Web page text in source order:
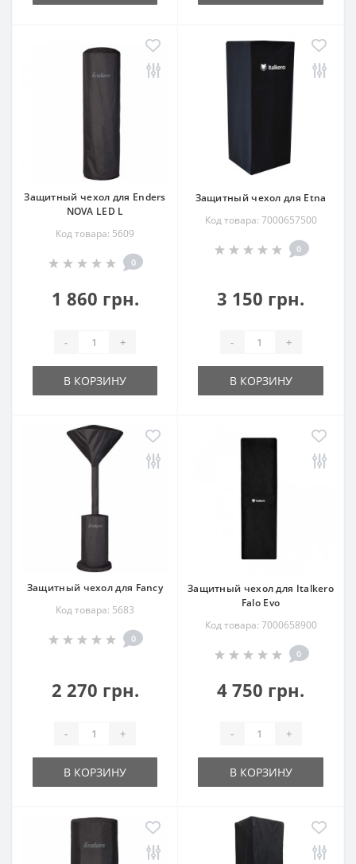
Защитный чехол для Enders
NOVA LED L
Код товара: 5609
0
1 860 грн.
- +
В КОРЗИНУ
Защитный чехол для Etna
Код товара: 7000657500
0
3 150 грн.
- +
В КОРЗИНУ
Защитный чехол для Fancy
Код товара: 5683
0
2 270 грн.
- +
В КОРЗИНУ
Защитный чехол для Italkero
Falo Evo
Код товара: 7000658900
0
4 750 грн.
- +
В КОРЗИНУ